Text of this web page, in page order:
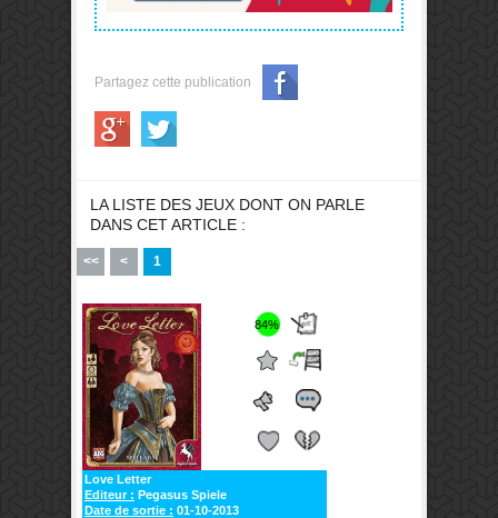
Partagez cette publication
LA LISTE DES JEUX DONT ON PARLE
DANS CET ARTICLE :
<< < 1
84%
Love Letter
Editeur : Pegasus Spiele
Date de sortie : 01-10-2013